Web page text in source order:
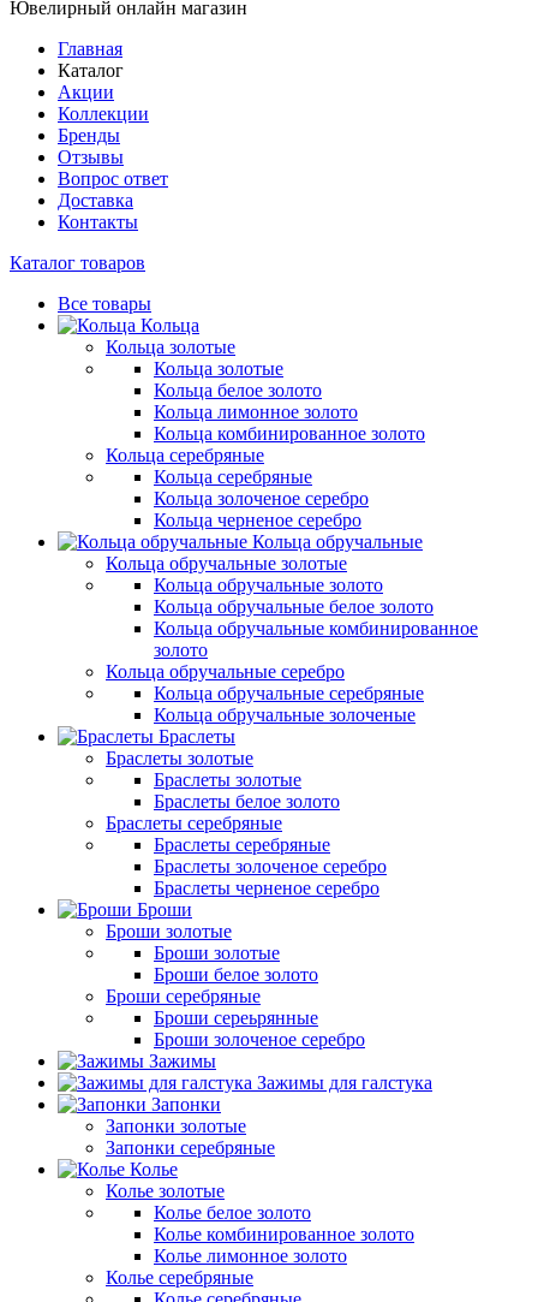
Ювелирный онлайн магазин
Главная
Каталог
Акции
Коллекции
Бренды
Отзывы
Вопрос ответ
Доставка
Контакты
Каталог товаров
Все товары
Кольца
Кольца золотые
Кольца золотые
Кольца белое золото
Кольца лимонное золото
Кольца комбинированное золото
Кольца серебряные
Кольца серебряные
Кольца золоченое серебро
Кольца черненое серебро
Кольца обручальные
Кольца обручальные золотые
Кольца обручальные золото
Кольца обручальные белое золото
Кольца обручальные комбинированное
золото
Кольца обручальные серебро
Кольца обручальные серебряные
Кольца обручальные золоченые
Браслеты
Браслеты золотые
Браслеты золотые
Браслеты белое золото
Браслеты серебряные
Браслеты cеребряные
Браслеты золоченое серебро
Браслеты черненое серебро
Броши
Броши золотые
Броши золотые
Броши белое золото
Броши серебряные
Броши сереьрянные
Броши золоченое серебро
Зажимы
Зажимы для галстука
Запонки
Запонки золотые
Запонки серебряные
Колье
Колье золотые
Колье белое золото
Колье комбинированное золото
Колье лимонное золото
Колье серебряные